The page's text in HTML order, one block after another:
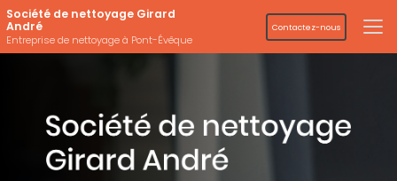
Aller
au
contenu
principal
Société de nettoyage Girard
André
Entreprise de nettoyage à Pont-Évêque
Contactez-nous